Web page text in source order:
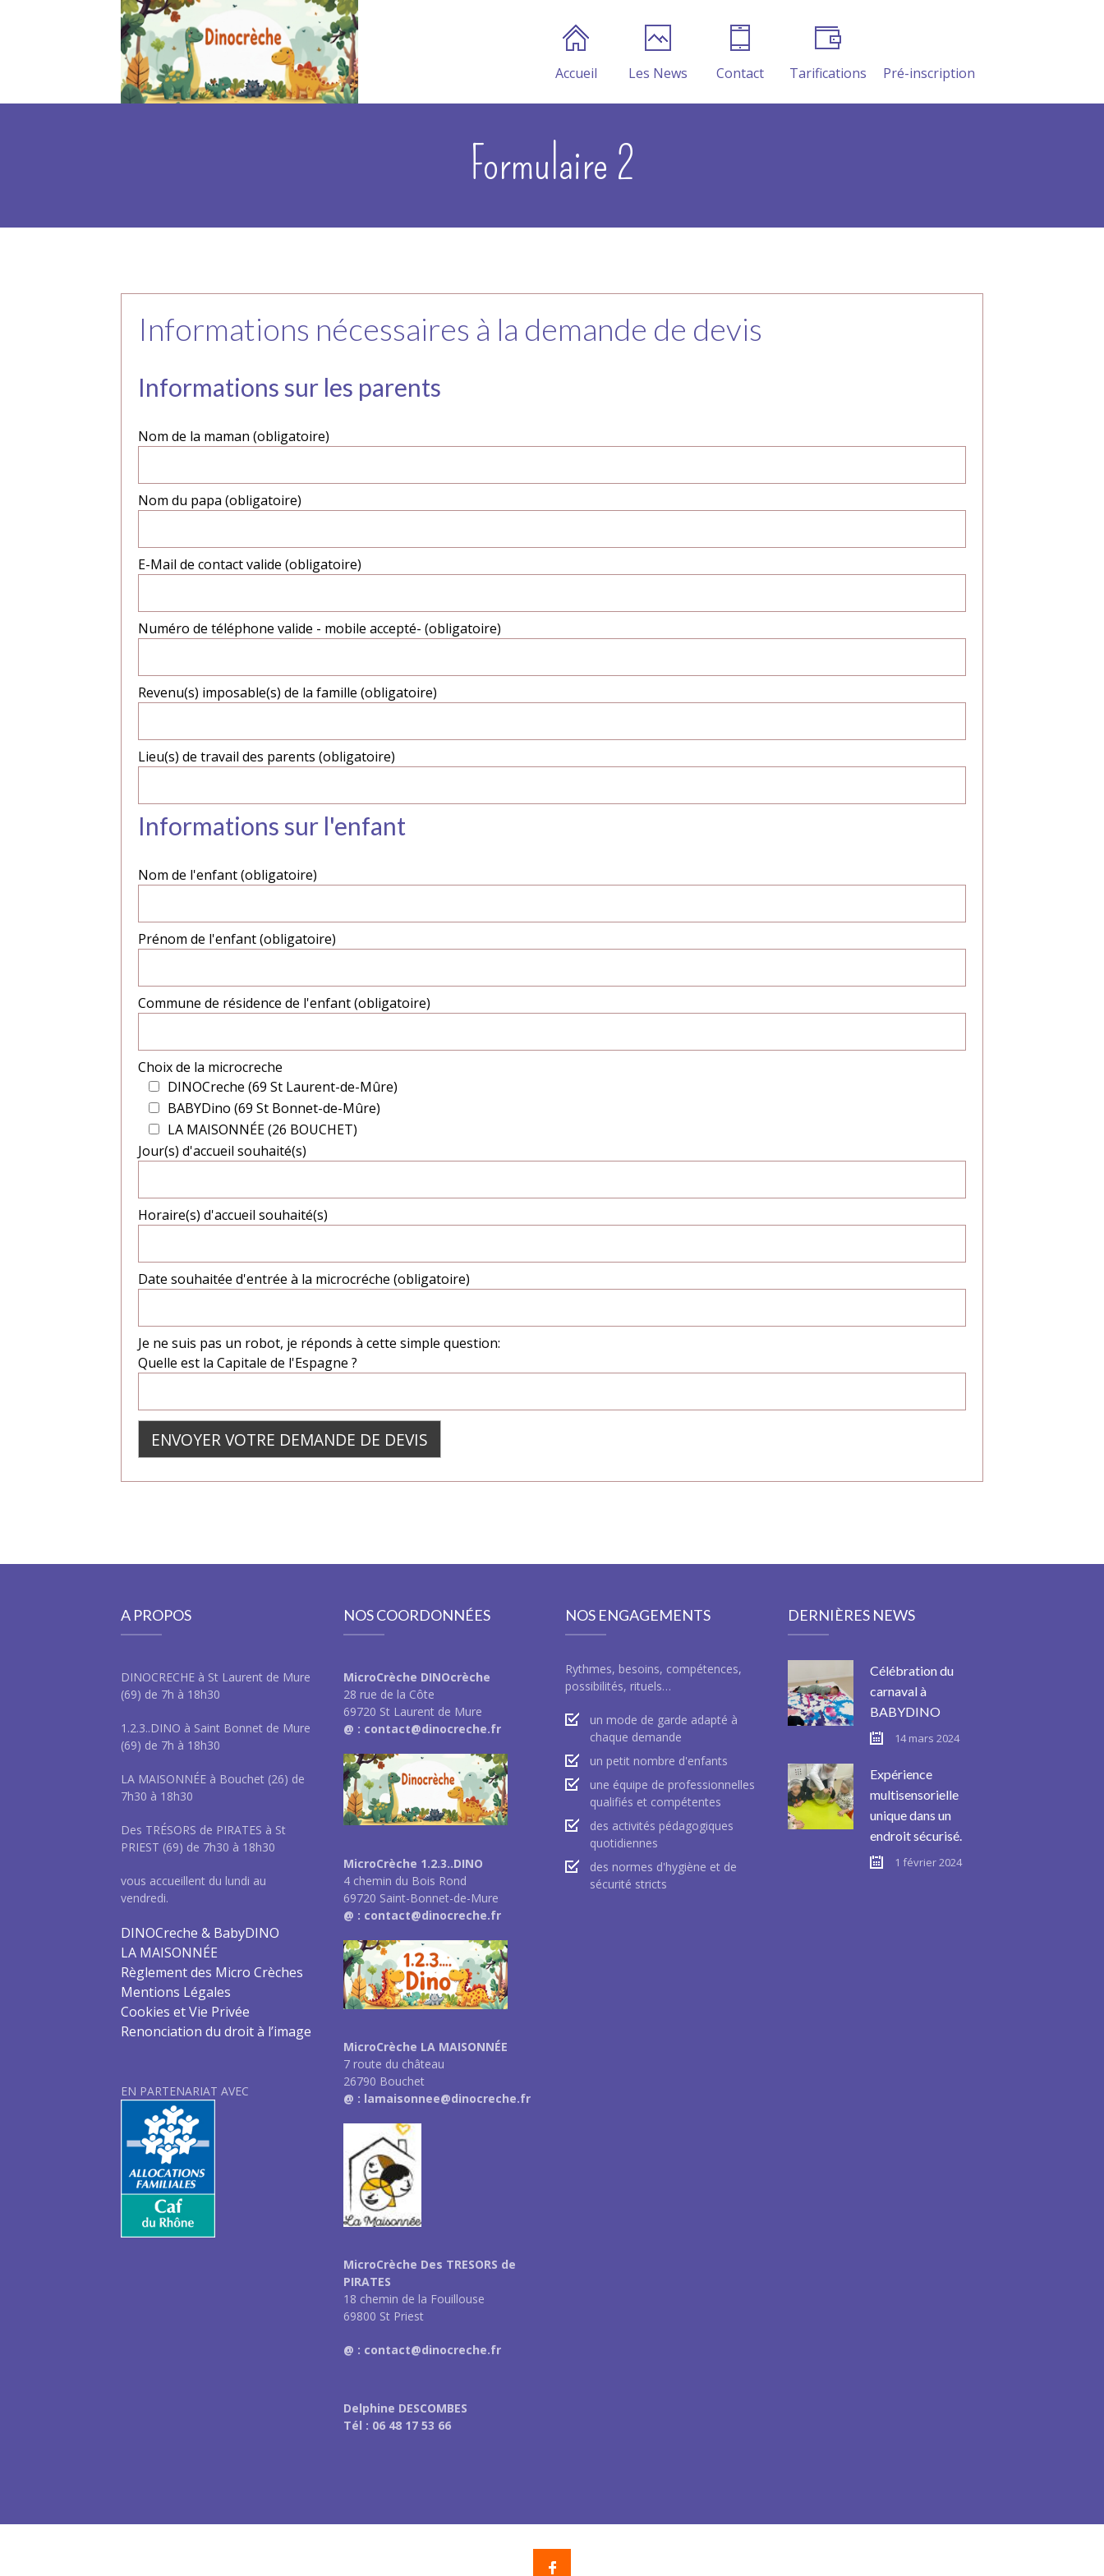
Accueil Les News Contact Tarifications Pré-inscription
Formulaire 2
Informations nécessaires à la demande de devis
Informations sur les parents
Nom de la maman (obligatoire)
Nom du papa (obligatoire)
E-Mail de contact valide (obligatoire)
Numéro de téléphone valide - mobile accepté- (obligatoire)
Revenu(s) imposable(s) de la famille (obligatoire)
Lieu(s) de travail des parents (obligatoire)
Informations sur l'enfant
Nom de l'enfant (obligatoire)
Prénom de l'enfant (obligatoire)
Commune de résidence de l'enfant (obligatoire)
Choix de la microcreche
DINOCreche (69 St Laurent-de-Mûre)
BABYDino (69 St Bonnet-de-Mûre)
LA MAISONNÉE (26 BOUCHET)
Jour(s) d'accueil souhaité(s)
Horaire(s) d'accueil souhaité(s)
Date souhaitée d'entrée à la microcréche (obligatoire)
Je ne suis pas un robot, je réponds à cette simple question:
Quelle est la Capitale de l'Espagne ?
A PROPOS
DINOCRECHE à St Laurent de Mure
(69) de 7h à 18h30
1.2.3..DINO à Saint Bonnet de Mure
(69) de 7h à 18h30
LA MAISONNÉE à Bouchet (26) de
7h30 à 18h30
Des TRÉSORS de PIRATES à St
PRIEST (69) de 7h30 à 18h30
vous accueillent du lundi au
vendredi.
DINOCreche & BabyDINO
LA MAISONNÉE
Règlement des Micro Crèches
Mentions Légales
Cookies et Vie Privée
Renonciation du droit à l’image
EN PARTENARIAT AVEC
NOS COORDONNÉES
MicroCrèche DINOcrèche
28 rue de la Côte
69720 St Laurent de Mure
@ : contact@dinocreche.fr
MicroCrèche 1.2.3..DINO
4 chemin du Bois Rond
69720 Saint-Bonnet-de-Mure
@ : contact@dinocreche.fr
MicroCrèche LA MAISONNÉE
7 route du château
26790 Bouchet
@ : lamaisonnee@dinocreche.fr
MicroCrèche Des TRESORS de
PIRATES
18 chemin de la Fouillouse
69800 St Priest
@ : contact@dinocreche.fr
Delphine DESCOMBES
Tél : 06 48 17 53 66
NOS ENGAGEMENTS
Rythmes, besoins, compétences,
possibilités, rituels…
un mode de garde adapté à
chaque demande
un petit nombre d'enfants
une équipe de professionnelles
qualifiés et compétentes
des activités pédagogiques
quotidiennes
des normes d'hygiène et de
sécurité stricts
DERNIÈRES NEWS
Célébration du
carnaval à
BABYDINO
14 mars 2024
Expérience
multisensorielle
unique dans un
endroit sécurisé.
1 février 2024